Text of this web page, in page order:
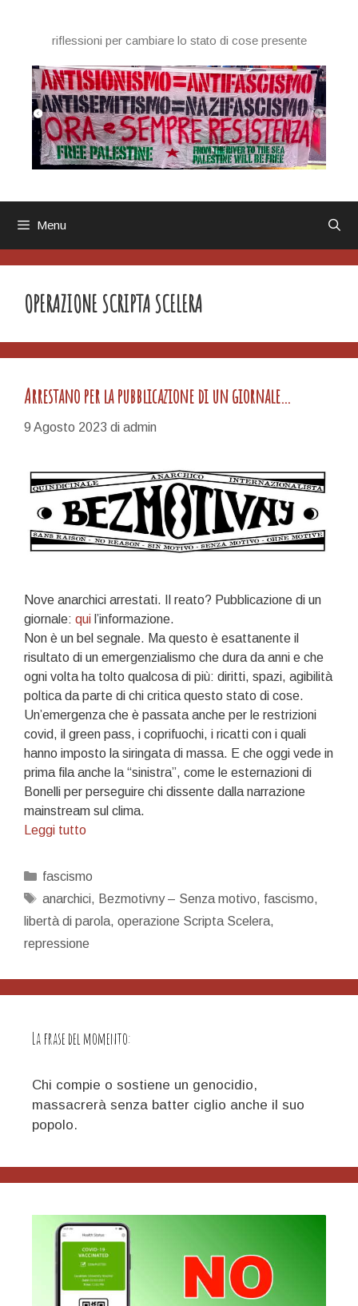
contenutoriflessioni per cambiare lo stato di cose presente
Menu
OPERAZIONE SCRIPTA SCELERA
Arrestano per la pubblicazione di un giornale…
9 Agosto 2023 di admin
Nove anarchici arrestati. Il reato? Pubblicazione di un
giornale: qui l’informazione.
Non è un bel segnale. Ma questo è esattanente il
risultato di un emergenzialismo che dura da anni e che
ogni volta ha tolto qualcosa di più: diritti, spazi, agibilità
poltica da parte di chi critica questo stato di cose.
Un’emergenza che è passata anche per le restrizioni
covid, il green pass, i coprifuochi, i ricatti con i quali
hanno imposto la siringata di massa. E che oggi vede in
prima fila anche la “sinistra”, come le esternazioni di
Bonelli per perseguire chi dissente dalla narrazione
mainstream sul clima.
Leggi tuttoArrestano
di
un
giornale…
Categorie
fascismo
Tag
anarchici, Bezmotivny – Senza motivo, fascismo,
libertà di parola, operazione Scripta Scelera,
repressione
La frase del momento:
Chi compie o sostiene un genocidio,
massacrerà senza batter ciglio anche il suo
popolo.